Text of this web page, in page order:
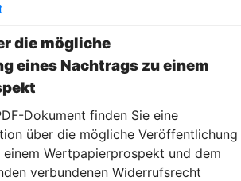
die mögliche
eines Nachtrags zu einem
Dokument finden Sie eine
über die mögliche Veröffentlichung
Wertpapierprospekt und dem
verbundenen Widerrufsrecht